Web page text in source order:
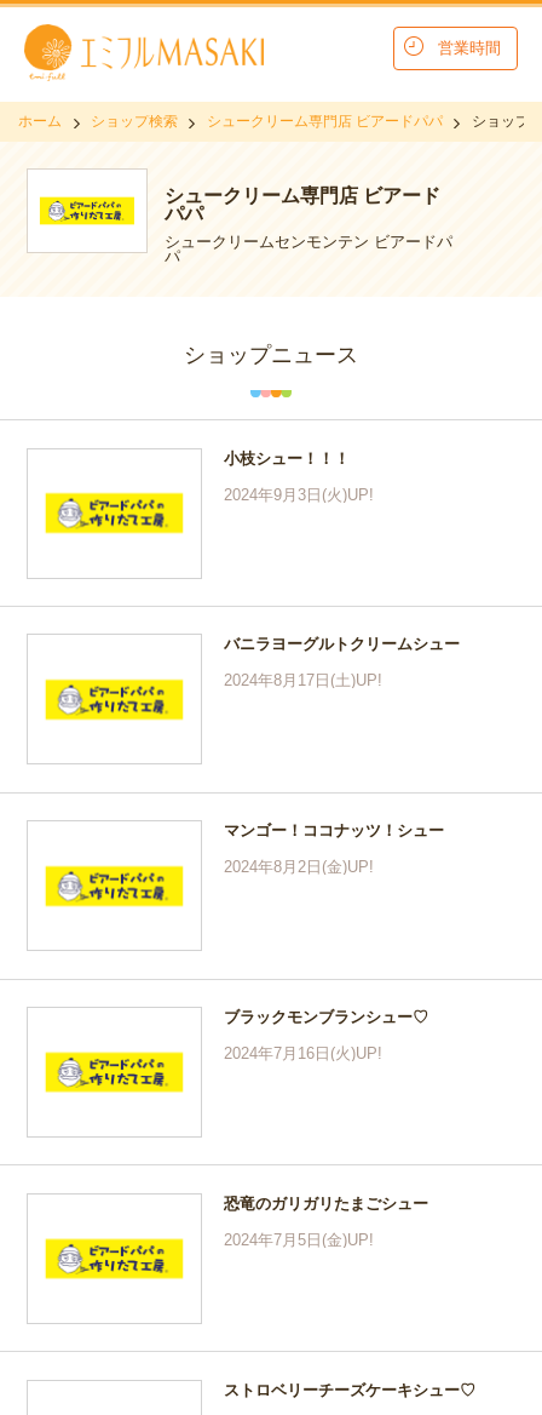
営業時間
ホーム ショップ検索 シュークリーム専門店 ビアードパパ ショップ
シュークリーム専門店 ビアード
パパ
シュークリームセンモンテン ビアードパ
パ
ショップニュース
小枝シュー！！！
2024年9月3日(火)UP!
バニラヨーグルトクリームシュー
2024年8月17日(土)UP!
マンゴー！ココナッツ！シュー
2024年8月2日(金)UP!
ブラックモンブランシュー♡
2024年7月16日(火)UP!
恐竜のガリガリたまごシュー
2024年7月5日(金)UP!
ストロベリーチーズケーキシュー♡